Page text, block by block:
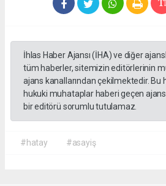
İhlas Haber Ajansı (İHA) ve diğer
tüm haberler, sitemizin editörlerinin
ajans kanallarından çekilmektedir. Bu
hukuki muhataplar haberi geçen
bir editörü sorumlu tutulamaz.
#hatay #asayiş